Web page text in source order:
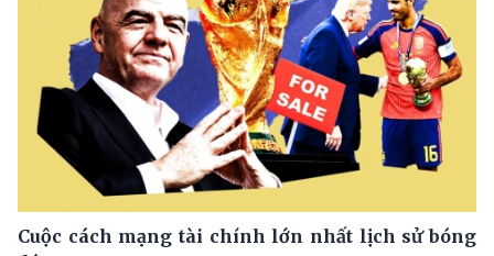
Cuộc cách mạng tài chính lớn nhất lịch sử bóng